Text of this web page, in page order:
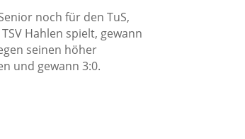
noch für den TuS,
Hahlen spielt, gewann
seinen höher
und gewann 3:0.